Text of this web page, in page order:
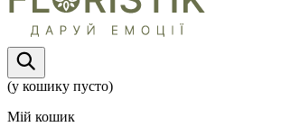
(у кошику пусто)
Мій кошик